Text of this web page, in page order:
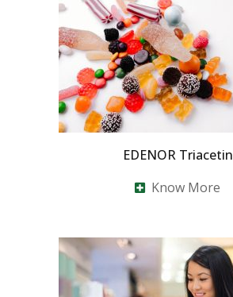
EDENOR Triacetin
Know More